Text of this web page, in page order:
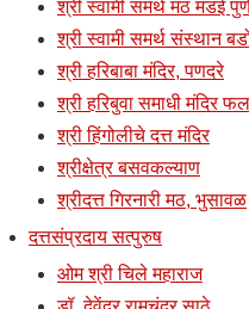
श्री स्वामी समर्थ मठ मंडई
श्री स्वामी समर्थ संस्थान
श्री हरिबाबा मंदिर, पणदरे
श्री हरिबुवा समाधी मंदिर
श्री हिंगोलीचे दत्त मंदिर
श्रीक्षेत्र बसवकल्याण
श्रीदत्त गिरनारी मठ, भुसावळ
दत्तसंप्रदाय सत्पुरुष
ओम श्री चिले महाराज